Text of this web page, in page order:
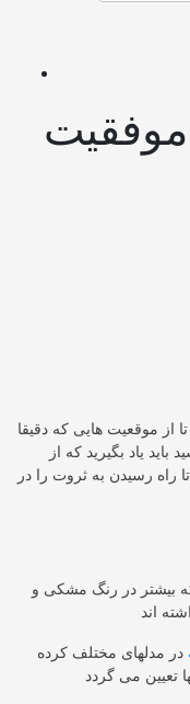
موفقیت
از موقعیت هایی که دقیقا
یاد بگیرید که از
راه رسیدن به ثروت را در
که بیشتر در رنگ مشکی و
در مدلهای مختلف کرده